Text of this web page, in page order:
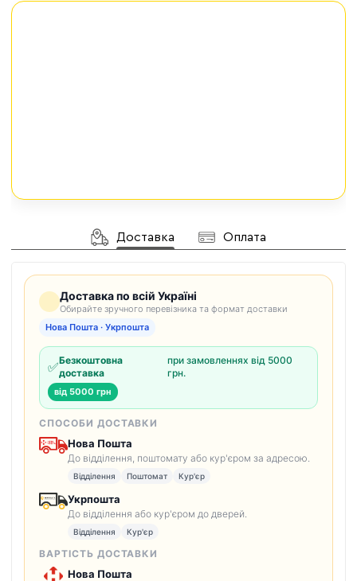
Доставка Оплата
Доставка по всій Україні
Обирайте зручного перевізника та формат доставки
Нова Пошта · Укрпошта
✅Безкоштовна
доставка
при замовленнях від 5000
грн.
від 5000 грн
СПОСОБИ ДОСТАВКИ
Нова Пошта
До відділення, поштомату або кур'єром за адресою.
Відділення Поштомат Кур'єр
Укрпошта
До відділення або кур'єром до дверей.
Відділення Кур'єр
ВАРТІСТЬ ДОСТАВКИ
Нова Пошта